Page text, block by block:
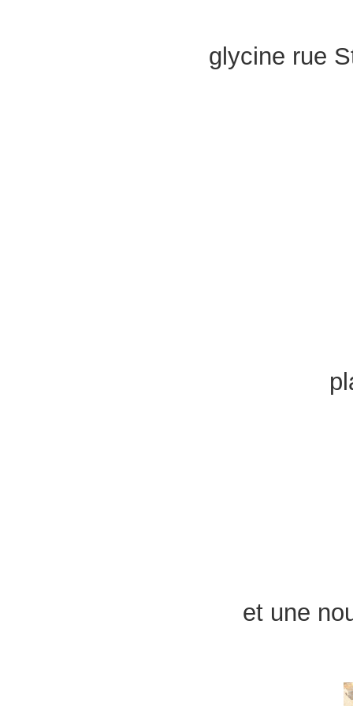
glycine rue
et une